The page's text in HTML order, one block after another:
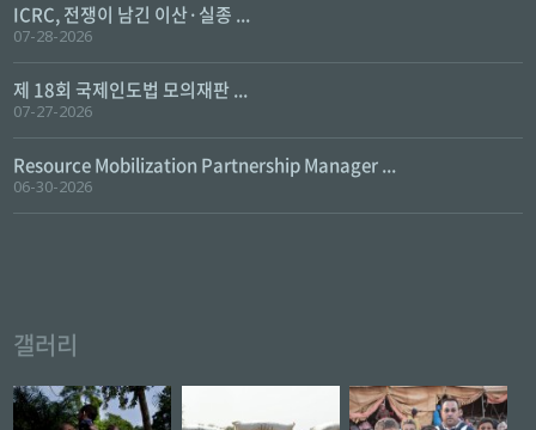
ICRC, 전쟁이 남긴 이산·실종 ...
07-28-2026
제 18회 국제인도법 모의재판 ...
07-27-2026
Resource Mobilization Partnership Manager ...
06-30-2026
갤러리